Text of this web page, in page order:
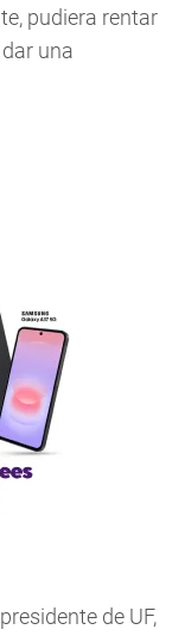
pudiera rentar
una
de UF,